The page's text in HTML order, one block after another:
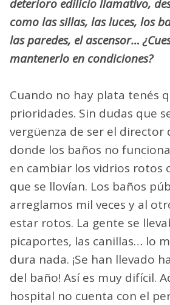
deterioro edilicio llamativo,
como las sillas, las luces, los
las paredes, el ascensor…
mantenerlo en condiciones?
Cuando no hay plata tenés
prioridades. Sin dudas que
vergüenza de ser el director
donde los baños no
en cambiar los vidrios rotos
que se llovían. Los baños
arreglamos mil veces y al
estar rotos. La gente se
picaportes, las canillas… lo
dura nada. ¡Se han llevado
del baño! Así es muy difícil.
hospital no cuenta con el